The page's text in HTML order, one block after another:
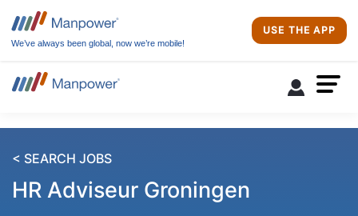
We’ve always been global, now we’re mobile!
USE THE APP
< SEARCH JOBS
HR Adviseur Groningen